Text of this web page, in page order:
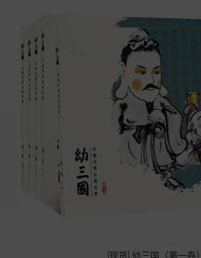
[现货] 幼三国（第一卷）